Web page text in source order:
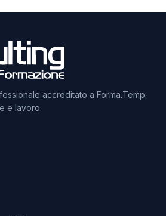
accreditato a Forma.Temp.
e lavoro.